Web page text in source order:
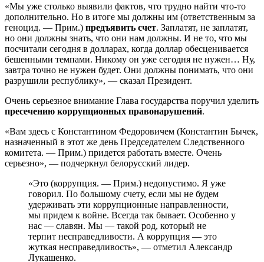
«Мы уже столько выявили фактов, что трудно найти что-то
дополнительно. Но в итоге мы должны им (ответственным за
геноцид. — Прим.) предъявить счет. Заплатят, не заплатят,
но они должны знать, что они нам должны. И не то, что мы
посчитали сегодня в долларах, когда доллар обесценивается
бешенными темпами. Никому он уже сегодня не нужен… Ну,
завтра точно не нужен будет. Они должны понимать, что они
разрушили республику», — сказал Президент.
Очень серьезное внимание Глава государства поручил уделить
пресечению коррупционных правонарушений.
«Вам здесь с Константином Федоровичем (Константин Бычек,
назначенный в этот же день Председателем Следственного
комитета. — Прим.) придется работать вместе. Очень
серьезно», — подчеркнул белорусский лидер.
«Это (коррупция. — Прим.) недопустимо. Я уже
говорил. По большому счету, если мы не будем
удерживать эти коррупционные направленности,
мы придем к войне. Всегда так бывает. Особенно у
нас — славян. Мы — такой род, который не
терпит несправедливости. А коррупция — это
жуткая несправедливость», — отметил Александр
Лукашенко.